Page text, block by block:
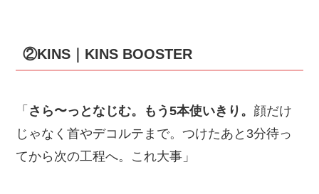
②KINS｜KINS BOOSTER
「 さら〜っとなじむ。もう5本使いきり。 顔だけ
じゃなく首やデコルテまで。つけたあと3分待っ
てから次の工程へ。これ大事」